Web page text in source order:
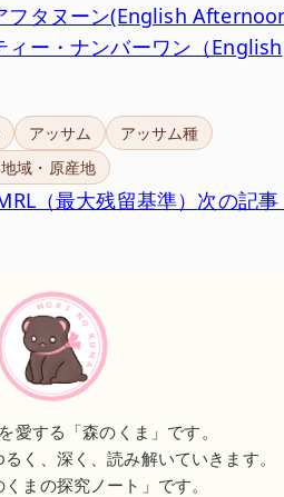
フタヌーン(English
ィー・ナンバーワン（English
アッサム
アッサム種
域・原産地
（最大残留基準） 次の記事
する「森のくま」です。
く、深く、読み解いていきます。
まの探究ノート」です。